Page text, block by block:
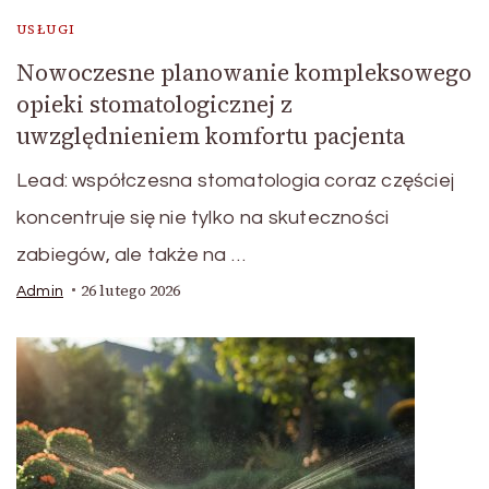
USŁUGI
Nowoczesne planowanie kompleksowego
opieki stomatologicznej z
uwzględnieniem komfortu pacjenta
Lead: współczesna stomatologia coraz częściej
koncentruje się nie tylko na skuteczności
zabiegów, ale także na …
Admin 26 lutego 2026